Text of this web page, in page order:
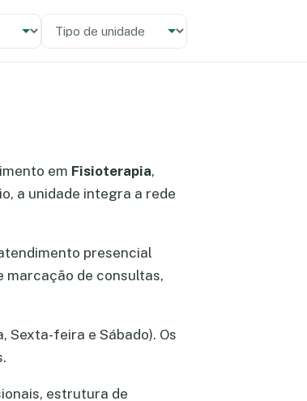
em Fisioterapia,
a unidade integra a rede
presencial
marcação de consultas,
Sexta-feira e Sábado). Os
estrutura de